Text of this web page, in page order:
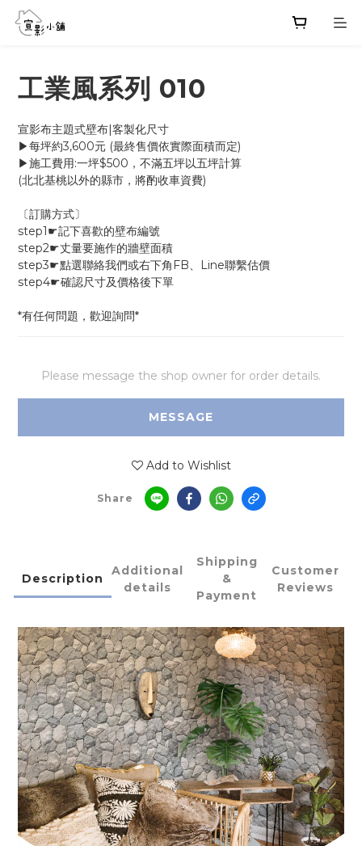
工業風系列 010
宣影布主題式壁布|客製化尺寸
▶每坪約3,600元 (最終售價依實際面積而定)
▶施工費用:一坪$500，不滿五坪以五坪計算
(北北基桃以外的縣市，將酌收車資費)
〔訂購方式〕
step1☛記下喜歡的壁布編號
step2☛丈量要施作的牆壁面積
step3☛點選聯絡我們或右下角FB、Line聯繫估價
step4☛確認尺寸及價格後下單
*有任何問題，歡迎詢問*
Please message the shop owner for order details.
MESSAGE
Add to Wishlist
Share
Description
Additional
details
Shipping
&
Payment
Customer
Reviews